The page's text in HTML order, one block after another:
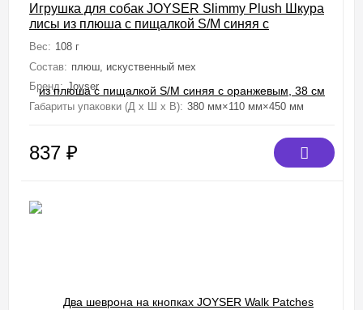
Игрушка для собак JOYSER Slimmy Plush Шкура
лисы из плюша с пищалкой S/M синяя с
оранжевым, 38 см
Вес: 108 г
Состав: плюш, искуственный мех
Бренд: Joyser
Габариты упаковки (Д х Ш х В): 380 мм×110 мм×450 мм
837 ₽